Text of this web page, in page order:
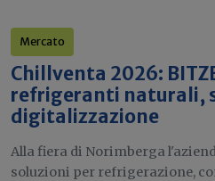
Mercato
Chillventa 2026:
refrigeranti naturali,
digitalizzazione
Alla fiera di Norimberga
soluzioni per refrigerazione,